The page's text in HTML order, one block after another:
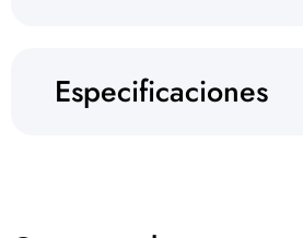
Especificaciones